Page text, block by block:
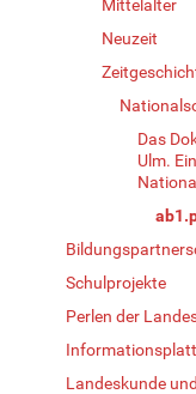
Mittelalter
Neuzeit
Das
Ulm.
Schulprojekte
Perlen der
Landeskunde